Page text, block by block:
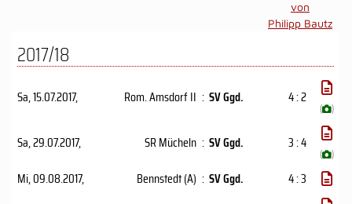
von
Philipp Bautz
2017/18
Sa, 15.07.2017, Rom. Amsdorf II : SV Ggd. 4 : 2
( )
Sa, 29.07.2017, SR Mücheln : SV Ggd. 3 : 4
( )
Mi, 09.08.2017, Bennstedt (A) : SV Ggd.
4 : 3